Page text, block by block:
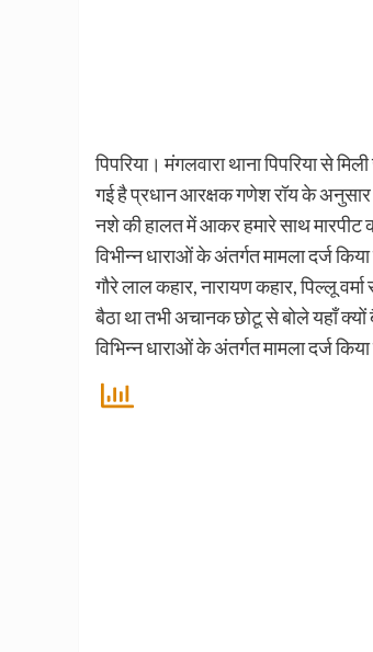
पिपरिया। मंगलवारा थाना पिपरिया से
गई है प्रधान आरक्षक गणेश रॉय के अनुसार
नशे की हालत में आकर हमारे साथ मारपीट
विभीन्न धाराओं के अंतर्गत मामला दर्ज
गौरे लाल कहार, नारायण कहार, पिल्लू
बैठा था तभी अचानक छोटू से बोले यहाँ
विभिन्न धाराओं के अंतर्गत मामला दर्ज